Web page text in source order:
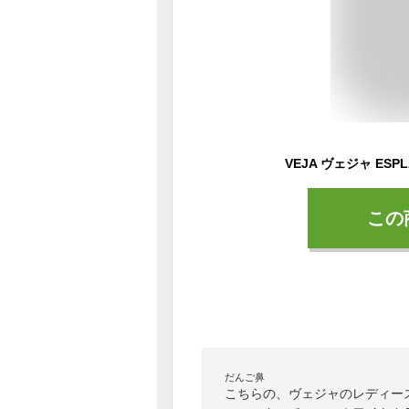
こ
だんご鼻
こちらの、ヴェジャのレディ